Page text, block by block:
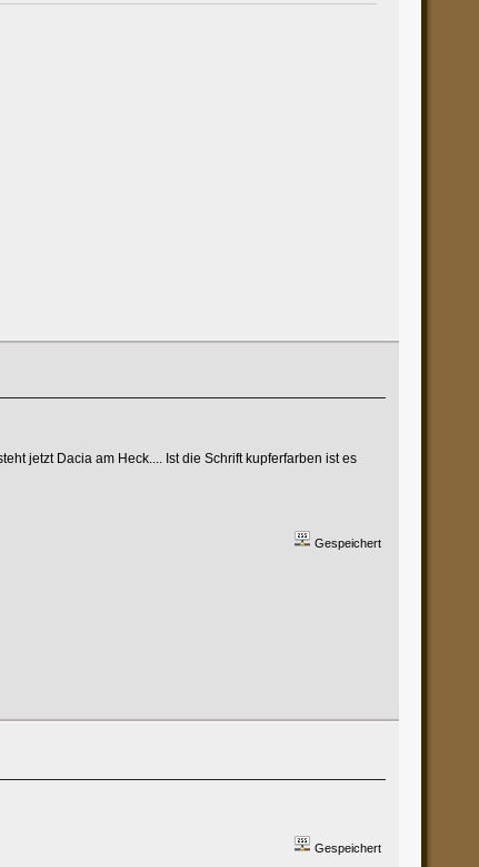
jetzt Dacia am Heck.... Ist die Schrift kupferfarben ist es
Gespeichert
Gespeichert